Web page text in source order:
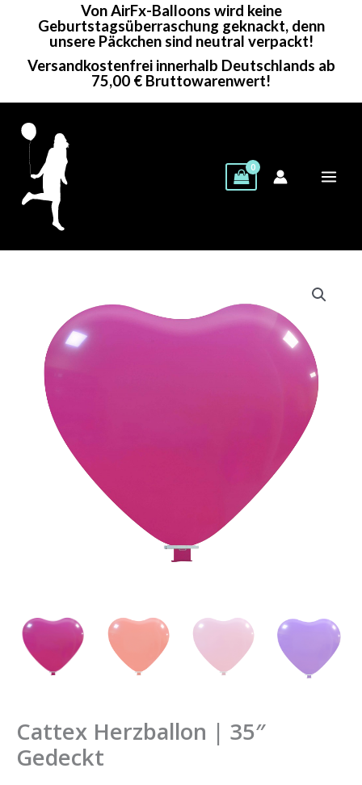
Von AirFx-Balloons wird keine
Geburtstagsüberraschung geknackt, denn
unsere Päckchen sind neutral verpackt!
Versandkostenfrei innerhalb Deutschlands ab
75,00 € Bruttowarenwert!
Cattex Herzballon | 35″
Gedeckt
Gedeckt
Menge